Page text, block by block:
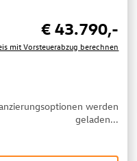
werden
geladen...
€ 43.790,-
mit Vorsteuerabzug berechnen